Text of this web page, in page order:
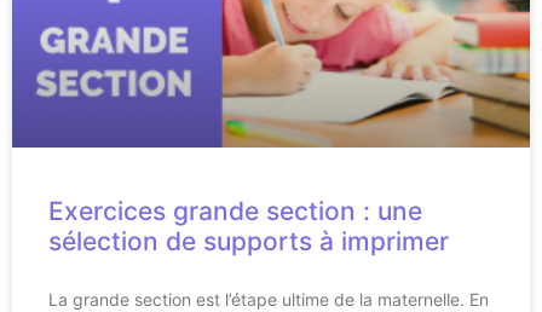
Exercices grande section : une
sélection de supports à imprimer
La grande section est l’étape ultime de la maternelle. En